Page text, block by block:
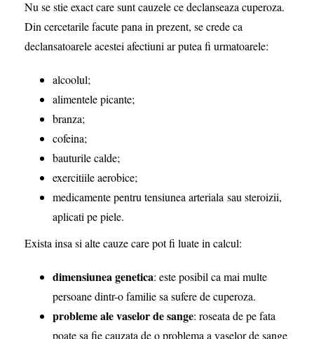
Nu se stie exact care sunt cauzele ce declanseaza cuperoza.
Din cercetarile facute pana in prezent, se crede ca
declansatoarele acestei afectiuni ar putea fi urmatoarele:
alcoolul;
alimentele picante;
branza;
cofeina;
bauturile calde;
exercitiile aerobice;
medicamente pentru tensiunea arteriala sau steroizii,
aplicati pe piele.
Exista insa si alte cauze care pot fi luate in calcul:
dimensiunea genetica: este posibil ca mai multe
persoane dintr-o familie sa sufere de cuperoza.
probleme ale vaselor de sange: roseata de pe fata
poate sa fie cauzata de o problema a vaselor de sange